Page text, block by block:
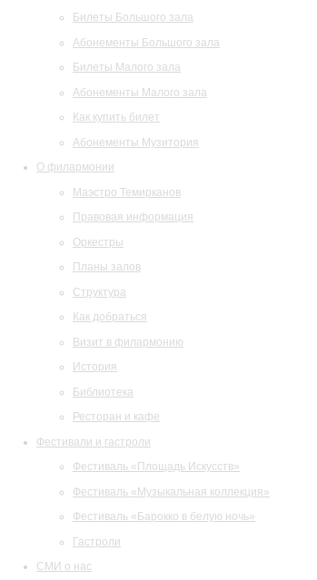
Билеты Большого зала
Абонементы Большого зала
Билеты Малого зала
Абонементы Малого зала
Как купить билет
Абонементы Музитория
О филармонии
Маэстро Темирканов
Правовая информация
Оркестры
Планы залов
Структура
Как добраться
Визит в филармонию
История
Библиотека
Ресторан и кафе
Фестивали и гастроли
Фестиваль «Площадь Искусств»
Фестиваль «Музыкальная коллекция»
Фестиваль «Барокко в белую ночь»
Гастроли
СМИ о нас